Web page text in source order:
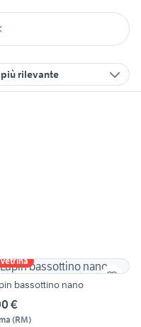
più rilevante
Vetrina
bassottino nano
€
(RM)